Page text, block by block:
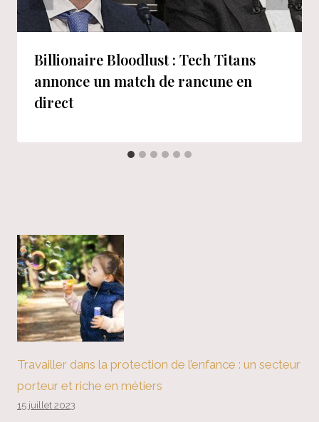
Billionaire Bloodlust : Tech Titans
annonce un match de rancune en
direct
Travailler dans la protection de l’enfance : un secteur
porteur et riche en métiers
15 juillet 2023